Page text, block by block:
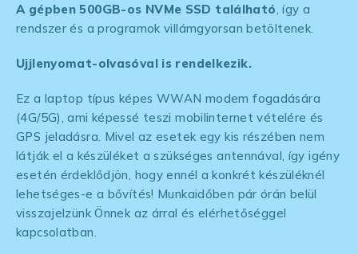
A gépben 500GB-os NVMe SSD található , így a
rendszer és a programok villámgyorsan betöltenek.
Ujjlenyomat-olvasóval is rendelkezik.
Ez a laptop típus képes WWAN modem fogadására
(4G/5G), ami képessé teszi mobilinternet vételére és
GPS jeladásra. Mivel az esetek egy kis részében nem
látják el a készüléket a szükséges antennával, így igény
esetén érdeklődjön, hogy ennél a konkrét készüléknél
lehetséges-e a bővítés! Munkaidőben pár órán belül
visszajelzünk Önnek az árral és elérhetőséggel
kapcsolatban.